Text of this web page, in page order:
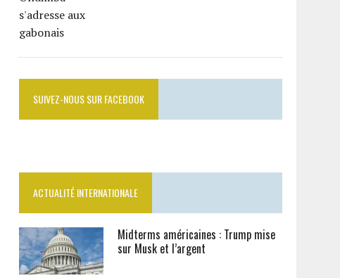
SUIVEZ-NOUS SUR FACEBOOK
ACTUALITÉ INTERNATIONALE
Midterms américaines : Trump mise
sur Musk et l’argent